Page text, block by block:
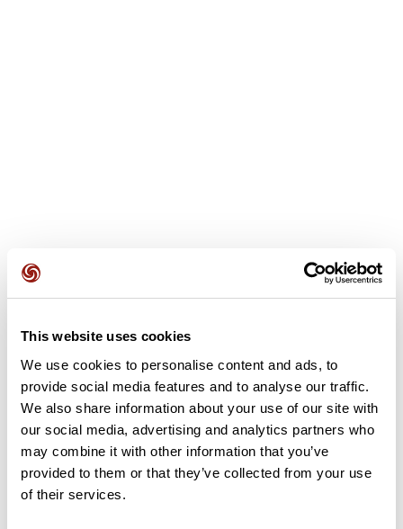
This website uses cookies
We use cookies to personalise content and ads, to
provide social media features and to analyse our traffic.
We also share information about your use of our site with
our social media, advertising and analytics partners who
may combine it with other information that you’ve
provided to them or that they’ve collected from your use
of their services.
Recensioni degli utenti
Questo percorso non contiene ancora alcuna recensione.
L'hai già effettuato? Sii il primo a inviare una recensione!
Aggiungi una recensione